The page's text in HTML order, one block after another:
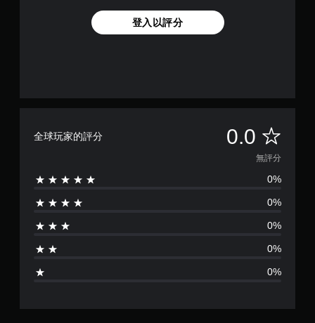
登入以評分
全球玩家的評分 0.0 無
評
分
無評分
0%
0%
0%
0%
0%